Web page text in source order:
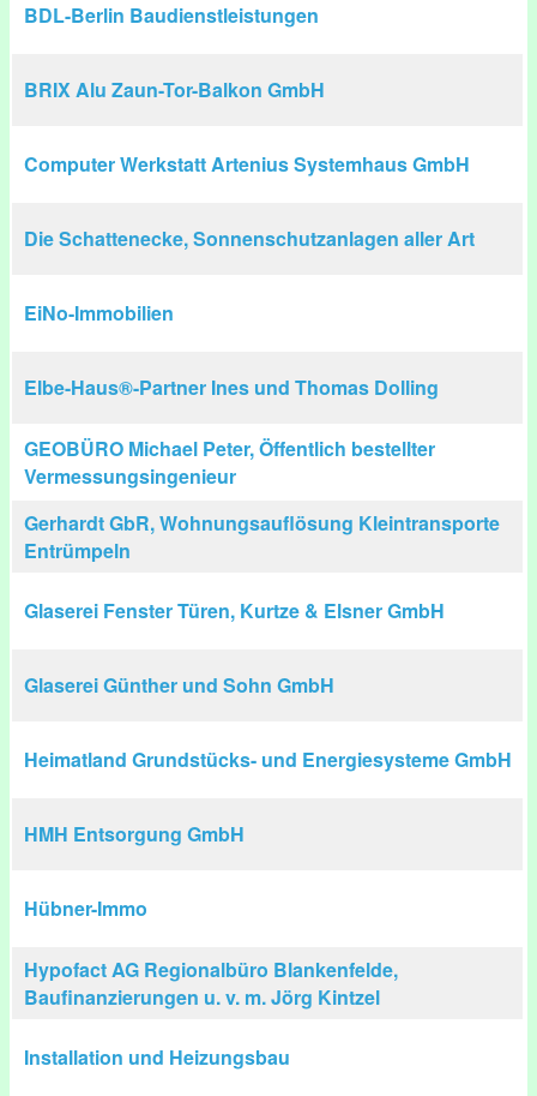
BDL-Berlin Baudienstleistungen
BRIX Alu Zaun-Tor-Balkon GmbH
Computer Werkstatt Artenius Systemhaus GmbH
Die Schattenecke, Sonnenschutzanlagen aller Art
EiNo-Immobilien
Elbe-Haus®-Partner Ines und Thomas Dolling
GEOBÜRO Michael Peter, Öffentlich bestellter
Vermessungsingenieur
Gerhardt GbR, Wohnungsauflösung Kleintransporte
Entrümpeln
Glaserei Fenster Türen, Kurtze & Elsner GmbH
Glaserei Günther und Sohn GmbH
Heimatland Grundstücks- und Energiesysteme GmbH
HMH Entsorgung GmbH
Hübner-Immo
Hypofact AG Regionalbüro Blankenfelde,
Baufinanzierungen u. v. m. Jörg Kintzel
Installation und Heizungsbau